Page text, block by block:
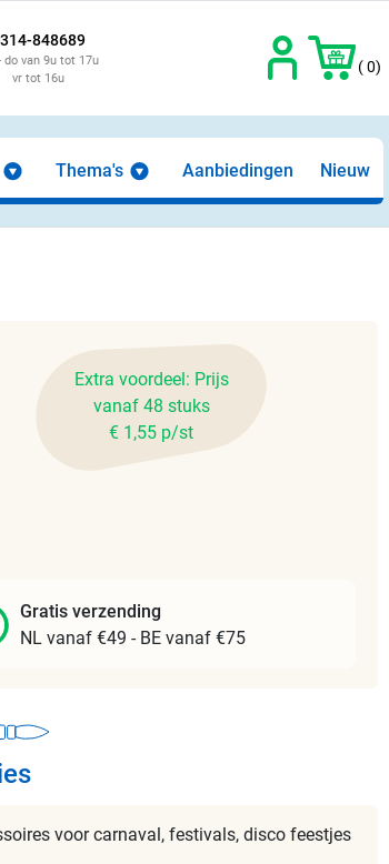
848689
do van 9u tot 17u
vr tot 16u
( 0)
Thema's Aanbiedingen Nieuw
Extra voordeel: Prijs
vanaf 48 stuks
€ 1,55 p/st
Gratis verzending
NL vanaf €49 - BE vanaf €75
voor carnaval, festivals, disco feestjes